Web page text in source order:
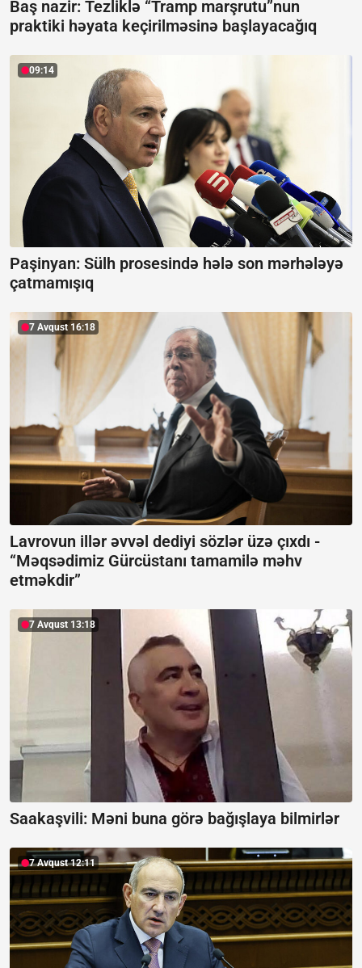
Baş nazir: Tezliklə “Tramp marşrutu”nun
praktiki həyata keçirilməsinə başlayacağıq
09:14
Paşinyan: Sülh prosesində hələ son mərhələyə
çatmamışıq
7 Avqust 16:18
Lavrovun illər əvvəl dediyi sözlər üzə çıxdı -
“Məqsədimiz Gürcüstanı tamamilə məhv
etməkdir”
7 Avqust 13:18
Saakaşvili: Məni buna görə bağışlaya bilmirlər
7 Avqust 12:11